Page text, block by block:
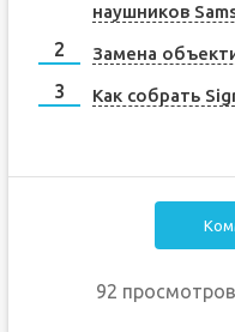
наушников
Замена
Как собрать
92 просмотров